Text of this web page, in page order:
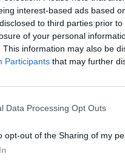
interest-based ads based
to third parties prior
of your personal
This information may also be
Participants that may further
Data Processing Opt Outs
opt-out of the Sharing of my
láncának
hozott az emberi
fontos büntetés
szabadsága sérült.
idézte elő: Steel és